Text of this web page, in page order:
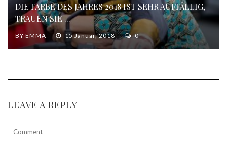
DIE FARBE DES JAHRES 2018 IST SEHR AUFFÄLLIG,
TRAUEN SIE ...
BY EMMA 15 Januar, 2018 0
LEAVE A REPLY